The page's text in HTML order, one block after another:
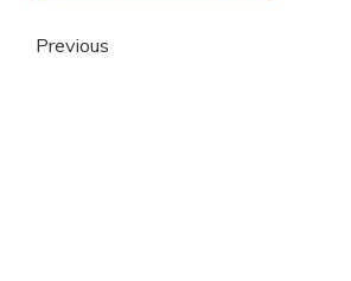
Previous